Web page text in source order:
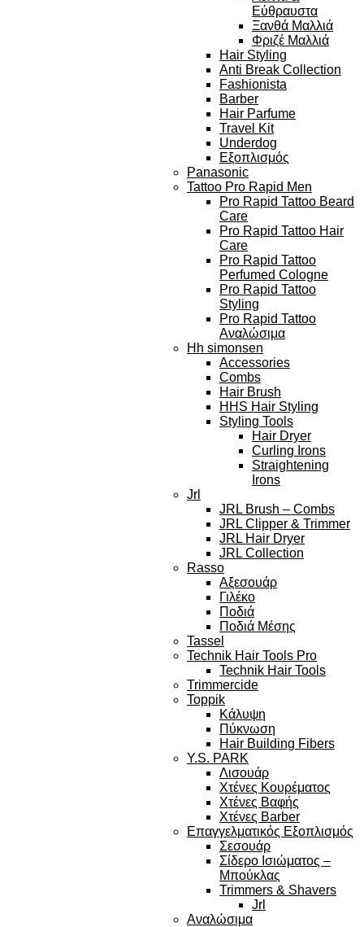
Εύθραυστα
Ξανθά Μαλλιά
Φριζέ Μαλλιά
Hair Styling
Anti Break Collection
Fashionista
Barber
Hair Parfume
Travel Kit
Underdog
Εξοπλισμός
Panasonic
Tattoo Pro Rapid Men
Pro Rapid Tattoo Beard
Care
Pro Rapid Tattoo Hair
Care
Pro Rapid Tattoo
Perfumed Cologne
Pro Rapid Tattoo
Styling
Pro Rapid Tattoo
Αναλώσιμα
Hh simonsen
Accessories
Combs
Hair Brush
HHS Hair Styling
Styling Tools
Hair Dryer
Curling Irons
Straightening
Irons
Jrl
JRL Brush – Combs
JRL Clipper & Trimmer
JRL Hair Dryer
JRL Collection
Rasso
Αξεσουάρ
Γιλέκο
Ποδιά
Ποδιά Μέσης
Tassel
Technik Hair Tools Pro
Technik Hair Tools
Trimmercide
Toppik
Κάλυψη
Πύκνωση
Hair Building Fibers
Y.S. PARK
Λισουάρ
Χτένες Κουρέματος
Χτένες Βαφής
Χτένες Barber
Επαγγελματικός Εξοπλισμός
Σεσουάρ
Σίδερο Ισιώματος –
Μπούκλας
Trimmers & Shavers
Jrl
Αναλώσιμα